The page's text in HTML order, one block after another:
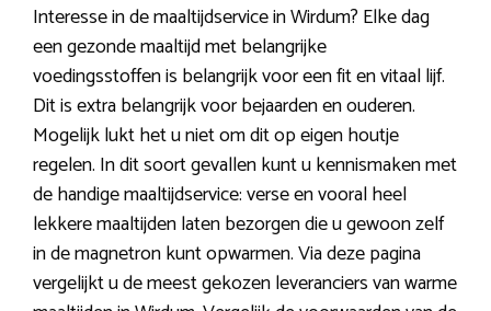
Interesse in de maaltijdservice in Wirdum? Elke dag
een gezonde maaltijd met belangrijke
voedingsstoffen is belangrijk voor een fit en vitaal lijf.
Dit is extra belangrijk voor bejaarden en ouderen.
Mogelijk lukt het u niet om dit op eigen houtje
regelen. In dit soort gevallen kunt u kennismaken met
de handige maaltijdservice: verse en vooral heel
lekkere maaltijden laten bezorgen die u gewoon zelf
in de magnetron kunt opwarmen. Via deze pagina
vergelijkt u de meest gekozen leveranciers van warme